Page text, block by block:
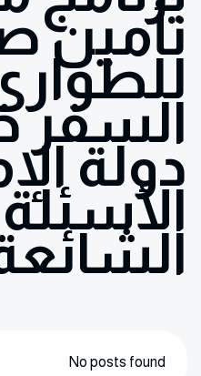
تأمين
السفر
دولة
الأسئلة
No posts found